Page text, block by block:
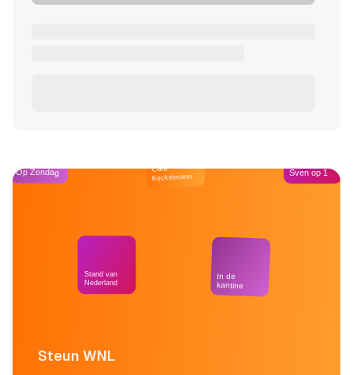
Steun WNL
Op Zondag
Stand van
Nederland
Café
Kockelmann
In de
kantine
Sven op 1